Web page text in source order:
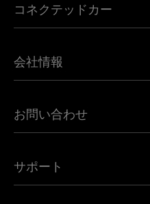
ヨーロッパ向けeSIM
カナダ向けeSIM
アフリカ向けeSIM
すべての目的地を見る
コネクテッドカー
Land Rover向けUbigi
Jeep向けUbigi
Mini向けUbigi
Maserati向けUbigi
会社情報
Ubigi関連プレス
Ubigiアプリ
お問い合わせ
アフェリエイトプログラム
サポート